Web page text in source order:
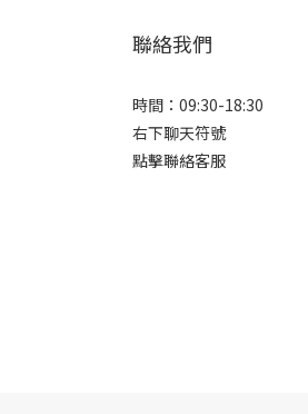
聯絡我們
時間：09:30-18:30
右下聊天符號
點擊聯絡客服